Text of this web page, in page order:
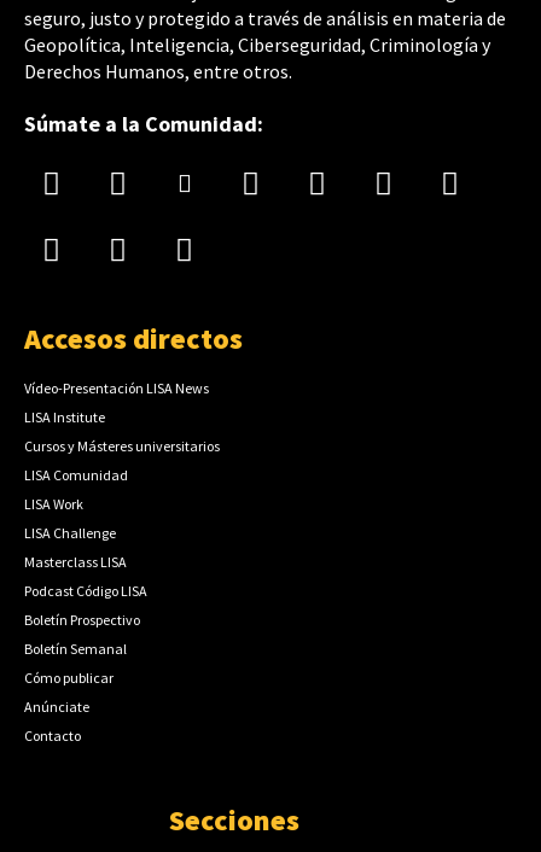
seguro, justo y protegido a través de análisis en materia de
Geopolítica, Inteligencia, Ciberseguridad, Criminología y
Derechos Humanos, entre otros.
Súmate a la Comunidad:
Accesos directos
Vídeo-Presentación LISA News
LISA Institute
Cursos y Másteres universitarios
LISA Comunidad
LISA Work
LISA Challenge
Masterclass LISA
Podcast Código LISA
Boletín Prospectivo
Boletín Semanal
Cómo publicar
Anúnciate
Contacto
Secciones